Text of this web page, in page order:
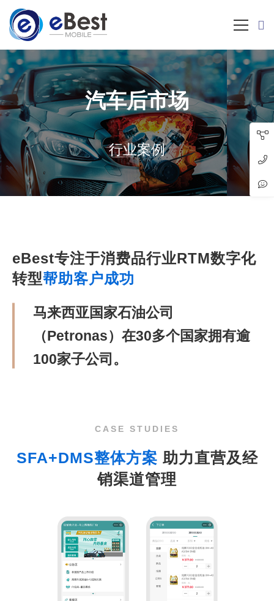
汽车后市场
行业案例
eBest专注于消费品行业RTM数字化
转型帮助客户成功
马来西亚国家石油公司
（Petronas）在30多个国家拥有逾
100家子公司。
CASE STUDIES
SFA+DMS整体方案 助力直营及经
销渠道管理